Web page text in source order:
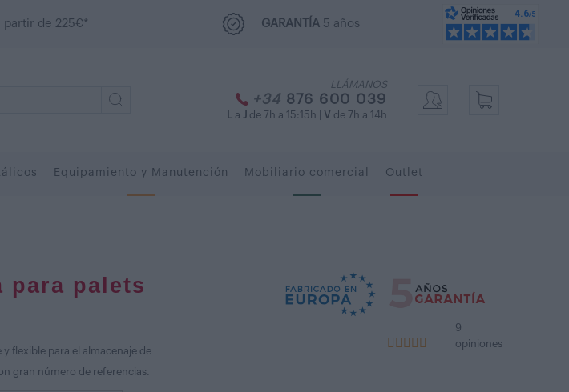
partir de 225€* GARANTÍA 5 años
LLÁMANOS
+34 876 600 039
a J de 7h a 15:15h | V de 7h a 14h
Equipamiento y Manutención Mobiliario comercial Outlet
para palets
y flexible para el almacenaje de
gran número de referencias.
9
opiniones